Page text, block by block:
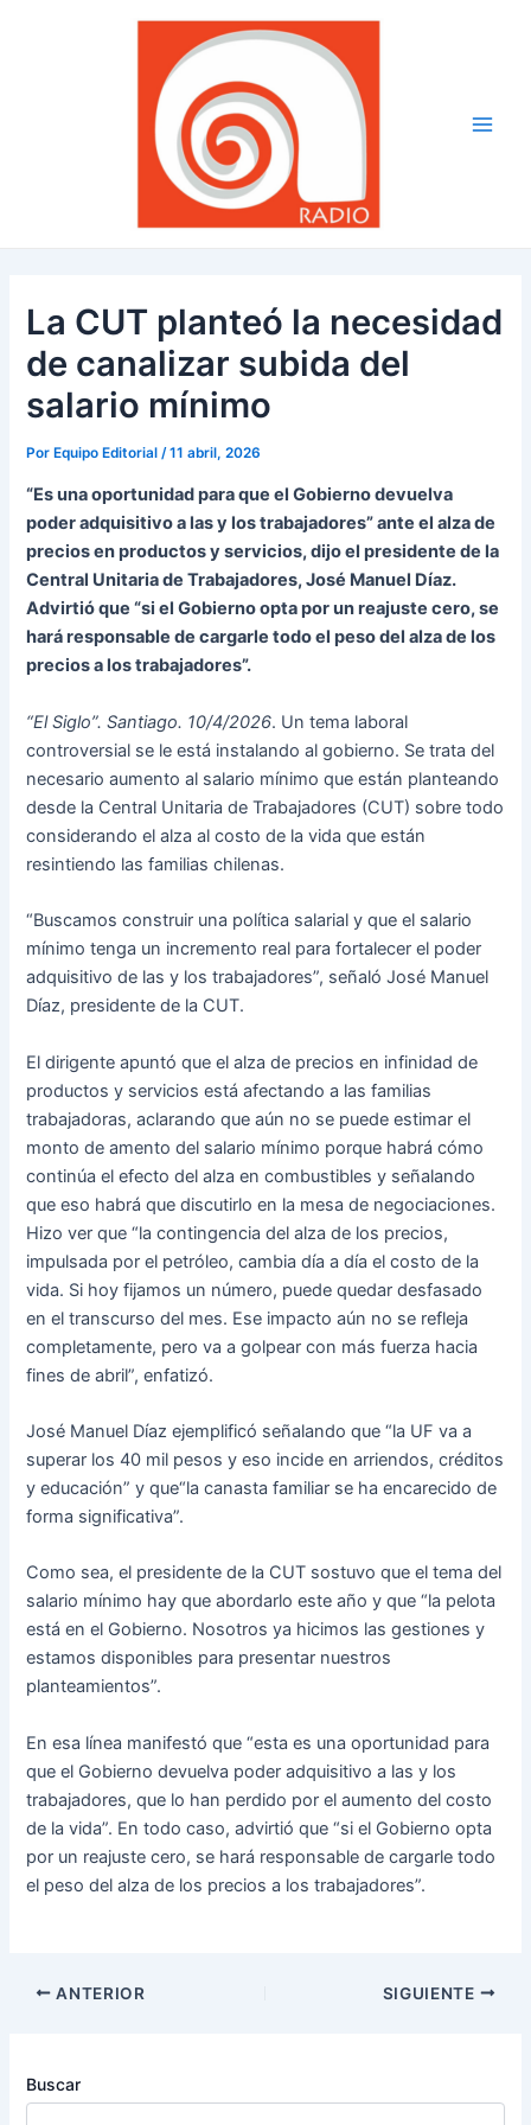
La CUT planteó la necesidad
de canalizar subida del
salario mínimo
Por Equipo Editorial/11 abril, 2026
“Es una oportunidad para que el Gobierno devuelva
poder adquisitivo a las y los trabajadores” ante el alza de
precios en productos y servicios, dijo el presidente de la
Central Unitaria de Trabajadores, José Manuel Díaz.
Advirtió que “si el Gobierno opta por un reajuste cero, se
hará responsable de cargarle todo el peso del alza de los
precios a los trabajadores”.
“El Siglo”. Santiago. 10/4/2026. Un tema laboral
controversial se le está instalando al gobierno. Se trata del
necesario aumento al salario mínimo que están planteando
desde la Central Unitaria de Trabajadores (CUT) sobre todo
considerando el alza al costo de la vida que están
resintiendo las familias chilenas.
“Buscamos construir una política salarial y que el salario
mínimo tenga un incremento real para fortalecer el poder
adquisitivo de las y los trabajadores”, señaló José Manuel
Díaz, presidente de la CUT.
El dirigente apuntó que el alza de precios en infinidad de
productos y servicios está afectando a las familias
trabajadoras, aclarando que aún no se puede estimar el
monto de amento del salario mínimo porque habrá cómo
continúa el efecto del alza en combustibles y señalando
que eso habrá que discutirlo en la mesa de negociaciones.
Hizo ver que “la contingencia del alza de los precios,
impulsada por el petróleo, cambia día a día el costo de la
vida. Si hoy fijamos un número, puede quedar desfasado
en el transcurso del mes. Ese impacto aún no se refleja
completamente, pero va a golpear con más fuerza hacia
fines de abril”, enfatizó.
José Manuel Díaz ejemplificó señalando que “la UF va a
superar los 40 mil pesos y eso incide en arriendos, créditos
y educación” y que“la canasta familiar se ha encarecido de
forma significativa”.
Como sea, el presidente de la CUT sostuvo que el tema del
salario mínimo hay que abordarlo este año y que “la pelota
está en el Gobierno. Nosotros ya hicimos las gestiones y
estamos disponibles para presentar nuestros
planteamientos”.
En esa línea manifestó que “esta es una oportunidad para
que el Gobierno devuelva poder adquisitivo a las y los
trabajadores, que lo han perdido por el aumento del costo
de la vida”. En todo caso, advirtió que “si el Gobierno opta
por un reajuste cero, se hará responsable de cargarle todo
el peso del alza de los precios a los trabajadores”.
ANTERIOR SIGUIENTE
Buscar